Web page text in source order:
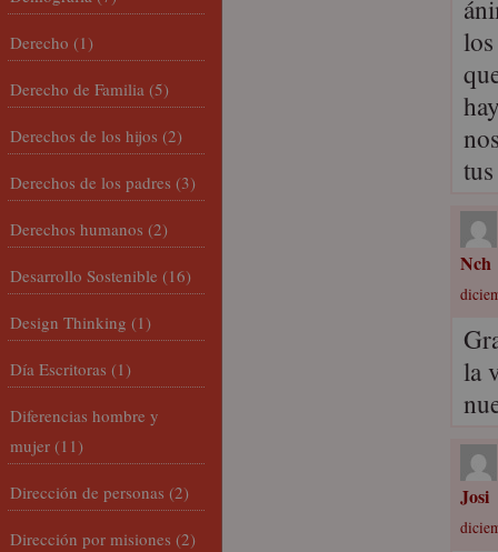
Nch
la
Josi
Derecho (1)
Derecho de Familia (5)
Derechos de los hijos (2)
Derechos de los padres (3)
Derechos humanos (2)
Desarrollo Sostenible (16)
Design Thinking (1)
Día Escritoras (1)
Diferencias hombre y
mujer (11)
Dirección de personas (2)
Dirección por misiones (2)